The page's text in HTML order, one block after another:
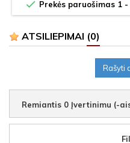
 Prekės paruošimas 1 -
ATSILIEPIMAI (0)
Rašyti
Remiantis 0 Įvertinimu (-